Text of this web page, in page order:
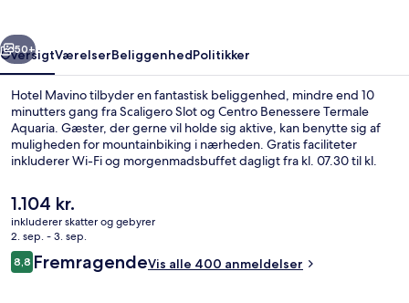
Næste
50+
OversigtVærelserBeliggenhedPolitikker
Hotel Mavino tilbyder en fantastisk beliggenhed, mindre end 10
minutters gang fra Scaligero Slot og Centro Benessere Termale
Aquaria. Gæster, der gerne vil holde sig aktive, kan benytte sig af
muligheden for mountainbiking i nærheden. Gratis faciliteter
inkluderer Wi-Fi og morgenmadsbuffet dagligt fra kl. 07.30 til kl.
minutters gang væk. Rejsende har kun godt at sige om stedets
hjælpsomme personale.
Den
nuværende
pris
er
1.104 kr.
1.104 kr.
inkluderer skatter og gebyrer
2. sep. - 3. sep.
Anmeldelser
8,88,8 ud af 10.
FremragendeVis alle 400 anmeldelser